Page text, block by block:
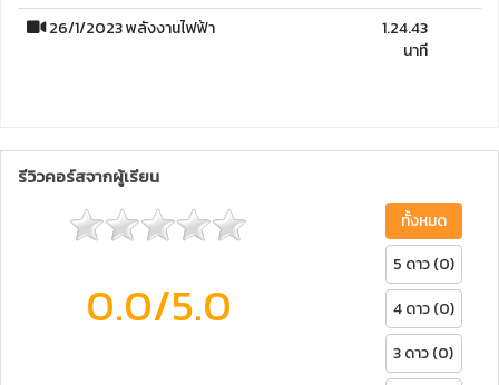
26/1/2023 พลังงานไฟฟ้า
1.24.43
นาที
รีวิวคอร์สจากผู้เรียน
0.0/5.0
ทั้งหมด
5 ดาว (0)
4 ดาว (0)
3 ดาว (0)